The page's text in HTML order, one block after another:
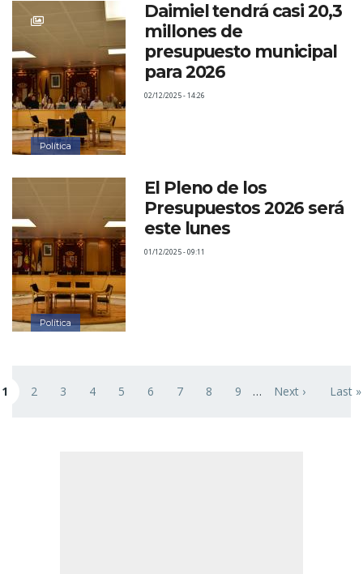
Política
Daimiel tendrá casi 20,3
millones de
presupuesto municipal
para 2026
02/12/2025 - 14:26
Política
El Pleno de los
Presupuestos 2026 será
este lunes
01/12/2025 - 09:11
actual
1 Page
2 Page
3 Page
4 Page
5 Page
6 Page
7 Page
8 Page
9 … Siguiente página
Next › Last »